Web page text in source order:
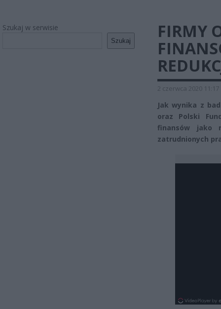
Szukaj w serwisie
Szukaj
FIRMY
2 czerwca 2020 11:17
Jak wynika z
oraz Polski
finansów jako
zatrudnionych